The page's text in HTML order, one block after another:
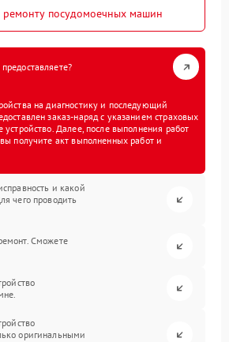
ремонту посудомоечных машин
на диагностику и последующий
заказ-наряд с указанием страховых
устройство. Далее, после выполнения работ
получите акт выполненных работ и
и какой
чего проводить
Сможете
оригинальными